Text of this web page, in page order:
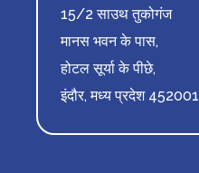
15/2 साउथ तुकोगंज
मानस भवन के पास,
होटल सूर्या के पीछे,
इंदौर, मध्य प्रदेश 452001